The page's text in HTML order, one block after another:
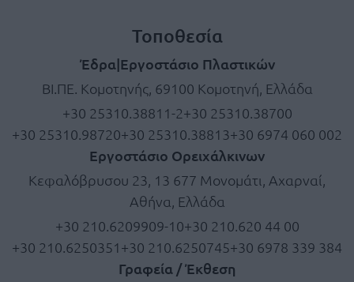
Τοποθεσία
Έδρα|Εργοστάσιο Πλαστικών
ΒΙ.ΠΕ. Κομοτηνής, 69100 Κομοτηνή, Ελλάδα
+30 25310.38811-2+30 25310.38700
+30 25310.98720+30 25310.38813+30 6974 060 002
Εργοστάσιο Ορειχάλκινων
Κεφαλόβρυσου 23, 13 677 Μονομάτι, Αχαρναί,
Αθήνα, Ελλάδα
+30 210.6209909-10+30 210.620 44 00
+30 210.6250351 +30 210.6250745+30 6978 339 384
Γραφεία / Έκθεση